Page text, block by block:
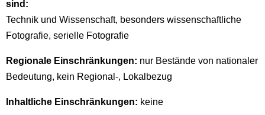
sind:
Technik und Wissenschaft, besonders wissenschaftliche
Fotografie, serielle Fotografie
Regionale Einschränkungen: nur Bestände von nationaler
Bedeutung, kein Regional-, Lokalbezug
Inhaltliche Einschränkungen: keine